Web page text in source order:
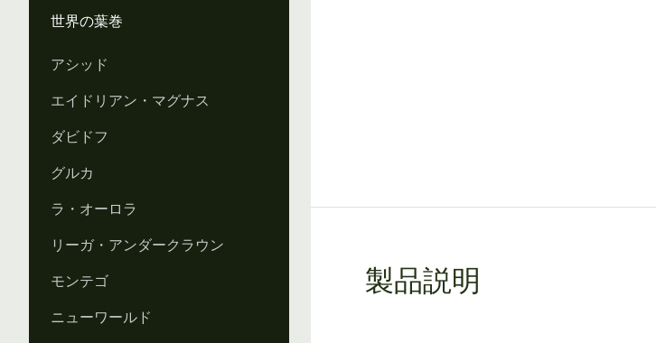
世界の葉巻
アシッド
エイドリアン・マグナス
ダビドフ
グルカ
ラ・オーロラ
リーガ・アンダークラウン
モンテゴ
ニューワールド
製品説明